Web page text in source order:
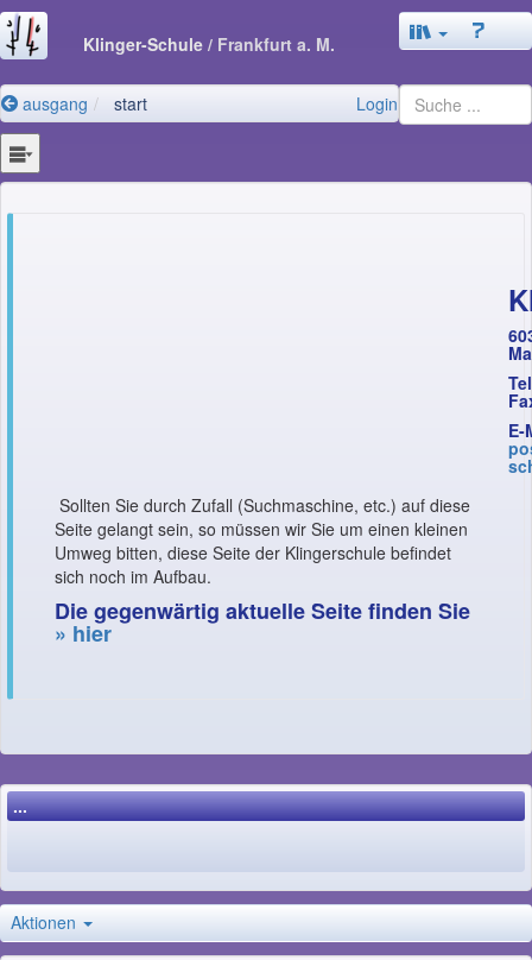
Klinger-Schule / Frankfurt a. M.
ausgang start Login
E-
Sollten Sie durch Zufall (Suchmaschine, etc.) auf diese
Seite gelangt sein, so müssen wir Sie um einen kleinen
Umweg bitten, diese Seite der Klingerschule befindet
sich noch im Aufbau.
Die gegenwärtig aktuelle Seite finden Sie
» hier
...
Aktionen